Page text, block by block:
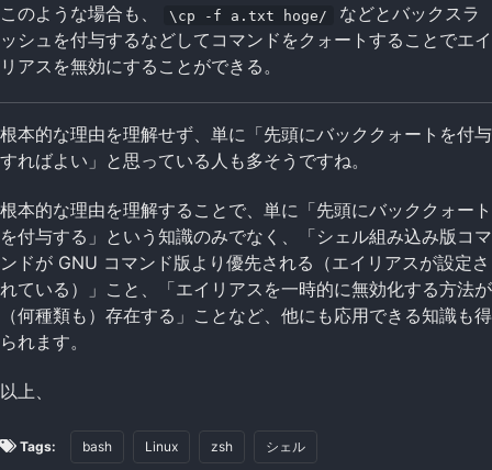
このような場合も、
\cp -f a.txt hoge/
などとバックスラ
ッシュを付与するなどしてコマンドをクォートすることでエイ
リアスを無効にすることができる。
根本的な理由を理解せず、単に「先頭にバッククォートを付与
すればよい」と思っている人も多そうですね。
根本的な理由を理解することで、単に「先頭にバッククォート
を付与する」という知識のみでなく、「シェル組み込み版コマ
ンドが GNU コマンド版より優先される（エイリアスが設定さ
れている）」こと、「エイリアスを一時的に無効化する方法が
（何種類も）存在する」ことなど、他にも応用できる知識も得
られます。
以上、
Tags: bash Linux zsh シェル